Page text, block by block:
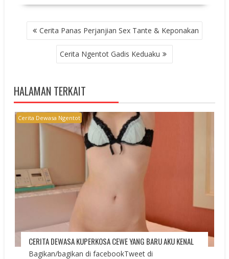
POST
NAVIGATIONCerita Panas Perjanjian Sex Tante & Keponakan
Cerita Ngentot Gadis Keduaku
HALAMAN TERKAIT
Cerita Dewasa Ngentot
CERITA DEWASA KUPERKOSA CEWE YANG BARU AKU KENAL
Bagikan/bagikan di facebookTweet di